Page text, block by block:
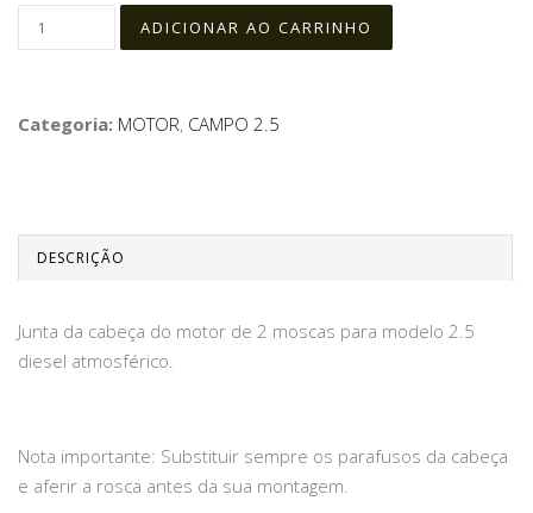
Categoria: MOTOR, CAMPO 2.5
DESCRIÇÃO
Junta da cabeça do motor de 2 moscas para modelo 2.5
diesel atmosférico.
Nota importante: Substituir sempre os parafusos da cabeça
e aferir a rosca antes da sua montagem.